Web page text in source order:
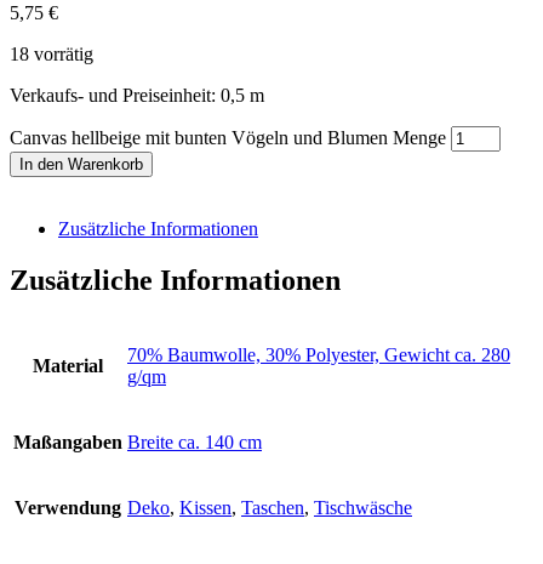
5,75 €
18 vorrätig
Verkaufs- und Preiseinheit: 0,5 m
Canvas hellbeige mit bunten Vögeln und Blumen Menge
In den Warenkorb
Zusätzliche Informationen
Zusätzliche Informationen
Material
70% Baumwolle, 30% Polyester, Gewicht ca. 280
g/qm
Maßangaben Breite ca. 140 cm
Verwendung Deko, Kissen, Taschen, Tischwäsche